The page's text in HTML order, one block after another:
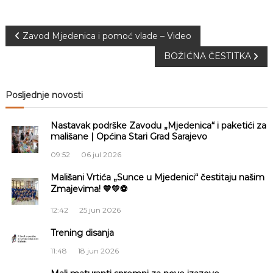
N
v
g
a
c
Zavod Mjedenica i pomoć vlade – Video
BOŽIĆNA ČESTITKA
Posljednje novosti
Nastavak podrške Zavodu „Mjedenica“ i paketići za
mališane | Općina Stari Grad Sarajevo
09:52 06 jul 2026
Mališani Vrtića „Sunce u Mjedenici“ čestitaju našim
Zmajevima! 💙💛⚽
12:42 25 jun 2026
Trening disanja
11:48 18 jun 2026